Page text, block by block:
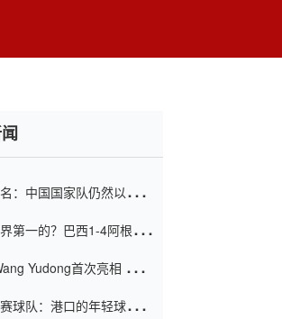
：中国国家队仍然以6分
第一的？巴西1-4阿根
Yudong首次亮相 中国
球队：港口的年轻球员在